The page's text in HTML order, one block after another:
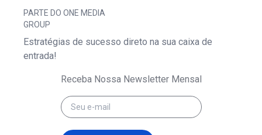
PARTE DO ONE MEDIA
GROUP
Estratégias de sucesso direto na sua caixa de
entrada!
Receba Nossa Newsletter Mensal